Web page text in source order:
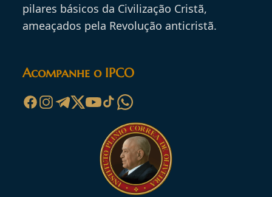
pilares básicos da Civilização Cristã,
ameaçados pela Revolução anticristã.
Acompanhe o IPCO